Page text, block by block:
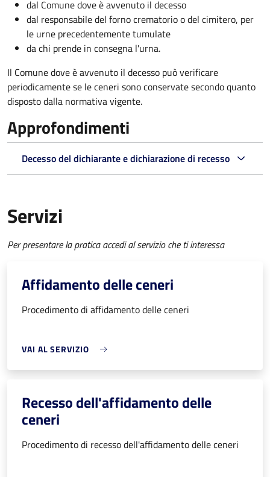
dal Comune dove è avvenuto il decesso
dal responsabile del forno crematorio o del cimitero, per
le urne precedentemente tumulate
da chi prende in consegna l'urna.
Il Comune dove è avvenuto il decesso può verificare
periodicamente se le ceneri sono conservate secondo quanto
disposto dalla normativa vigente.
Approfondimenti
Decesso del dichiarante e dichiarazione di recesso
Servizi
Per presentare la pratica accedi al servizio che ti interessa
Affidamento delle ceneri
Procedimento di affidamento delle ceneri
VAI AL SERVIZIO
Recesso dell'affidamento delle
ceneri
Procedimento di recesso dell'affidamento delle ceneri